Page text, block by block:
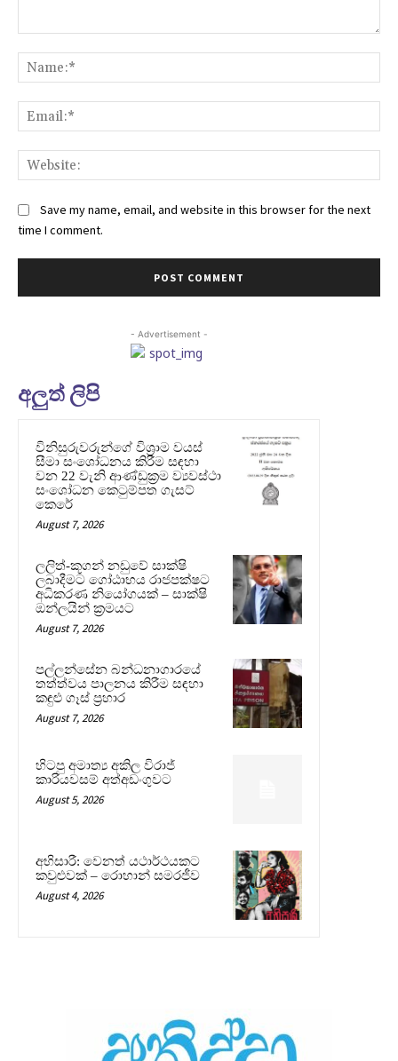
Save my name, email, and website in this browser for the next
time I comment.
- Advertisement -
අලුත් ලිපි
විනිසුරුවරුන්ගේ විශ්‍රාම වයස්
සීමා සංශෝධනය කිරීම සඳහා
වන 22 වැනි ආණ්ඩුක්‍රම ව්‍යවස්ථා
සංශෝධන කෙටුම්පත ගැසට්
කෙරේ
August 7, 2026
ලලිත්-කූගන් නඩුවේ සාක්ෂි
ලබාදීමට ගෝඨාභය රාජපක්ෂට
අධිකරණ නියෝගයක් – සාක්ෂි
ඔන්ලයින් ක්‍රමයට
August 7, 2026
පල්ලන්සේන බන්ධනාගාරයේ
තත්ත්වය පාලනය කිරීම සඳහා
කඳුළු ගෑස් ප්‍රහාර
August 7, 2026
හිටපු අමාත්‍ය අකිල විරාජ්
කාරියවසම් අත්අඩංගුවට
August 5, 2026
අභිසාරී: වෙනත් යථාර්ථයකට
කවුළුවක් – රොහාන් සමරජීව
August 4, 2026